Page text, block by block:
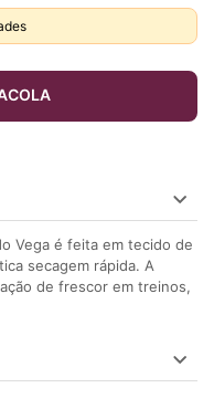
Vega é feita em tecido de
secagem rápida. A
de frescor em treinos,